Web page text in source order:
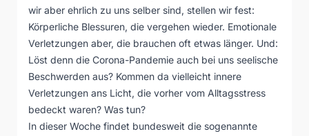
wir aber ehrlich zu uns selber sind, stellen wir fest:
Körperliche Blessuren, die vergehen wieder. Emotionale
Verletzungen aber, die brauchen oft etwas länger. Und:
Löst denn die Corona-Pandemie auch bei uns seelische
Beschwerden aus? Kommen da vielleicht innere
Verletzungen ans Licht, die vorher vom Alltagsstress
bedeckt waren? Was tun?
In dieser Woche findet bundesweit die sogenannte